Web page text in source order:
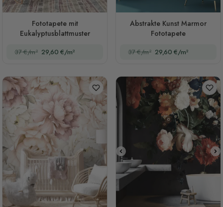
Fototapete mit
Eukalyptusblattmuster
37 €/m² 29,60 €/m²
Abstrakte Kunst Marmor
Fototapete
37 €/m² 29,60 €/m²